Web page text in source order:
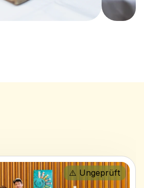
⚠️ Ungeprüft